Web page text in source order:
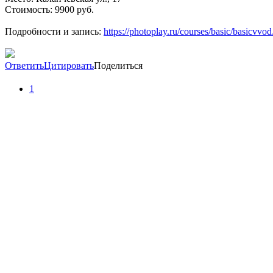
Стоимость: 9900 руб.
Подробности и запись: https://photoplay.ru/courses/basic/
ОтветитьЦитироватьПоделиться
1